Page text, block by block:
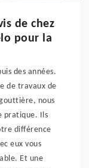
de chez
pour la
des années.
de travaux de
nous
pratique. Ils
différence
eux vous
Et une